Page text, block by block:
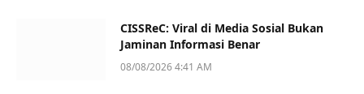
CISSReC: Viral di Media Sosial Bukan
Jaminan Informasi Benar
08/08/2026 4:41 AM